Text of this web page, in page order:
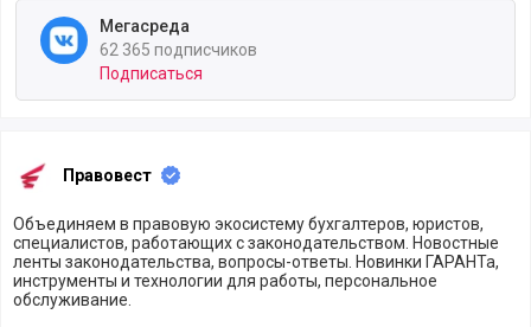
Мегасреда
62 365 подписчиков
Подписаться
Правовест
Объединяем в правовую экосистему бухгалтеров, юристов,
специалистов, работающих с законодательством. Новостные
ленты законодательства, вопросы-ответы. Новинки ГАРАНТа,
инструменты и технологии для работы, персональное
обслуживание.